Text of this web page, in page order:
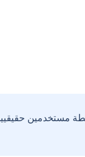
مستخدمين